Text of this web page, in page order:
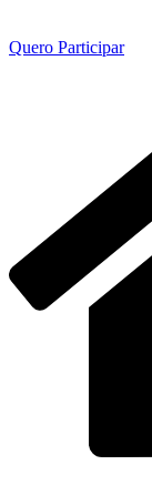
Quero Participar